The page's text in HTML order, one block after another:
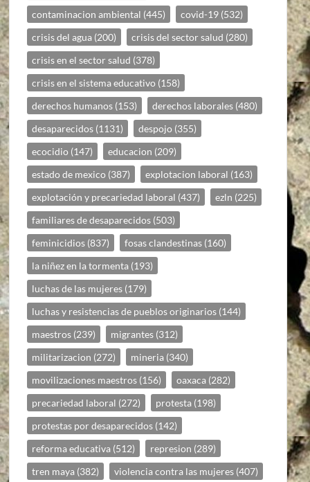
contaminacion ambiental (445) covid-19 (532)
crisis del agua (200) crisis del sector salud (280)
crisis en el sector salud (378)
crisis en el sistema educativo (158)
derechos humanos (153) derechos laborales (480)
desaparecidos (1131) despojo (355)
ecocidio (147) educacion (209)
estado de mexico (387) explotacion laboral (163)
explotación y precariedad laboral (437) ezln (225)
familiares de desaparecidos (503)
feminicidios (837) fosas clandestinas (160)
la niñez en la tormenta (193)
luchas de las mujeres (179)
luchas y resistencias de pueblos originarios (144)
maestros (239) migrantes (312)
militarizacion (272) mineria (340)
movilizaciones maestros (156) oaxaca (282)
precariedad laboral (272) protesta (198)
protestas por desaparecidos (142)
reforma educativa (512) represion (289)
tren maya (382) violencia contra las mujeres (407)